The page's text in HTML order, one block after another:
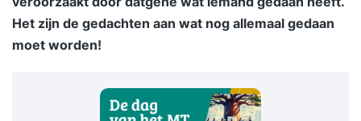
Het zijn de gedachten aan wat nog allemaal gedaan
moet worden!